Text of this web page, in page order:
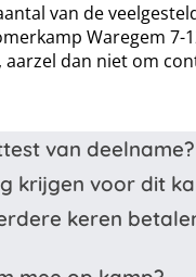
van de
Waregem 7-
aarzel dan niet om
van deelname?
door een
dus na afloop krijg je
je een fiscaal
jonger dan 14
krijgen voor dit
de tweede
hetzelfde
keren